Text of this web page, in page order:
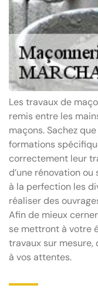
Les travaux de
remis entre les
maçons. Sachez
formations
correctement leur
d’une rénovation
à la perfection les
réaliser des
Afin de mieux
se mettront à votre
travaux sur
à vos attentes.